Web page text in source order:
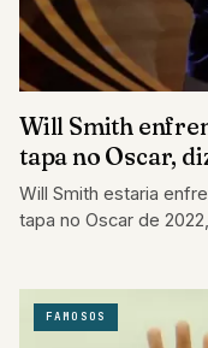
Will Smith
tapa no Oscar,
Will Smith estaria
tapa no Oscar de
FAMOSOS